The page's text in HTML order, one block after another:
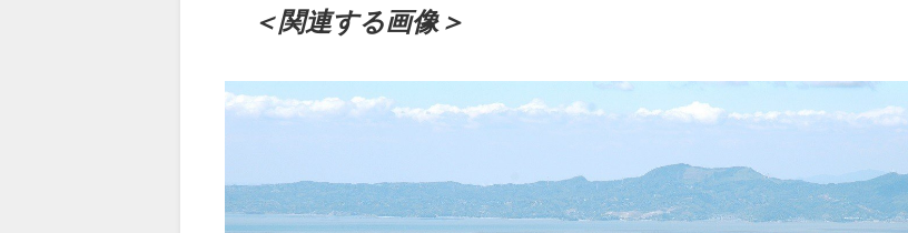
＜関連する画像＞